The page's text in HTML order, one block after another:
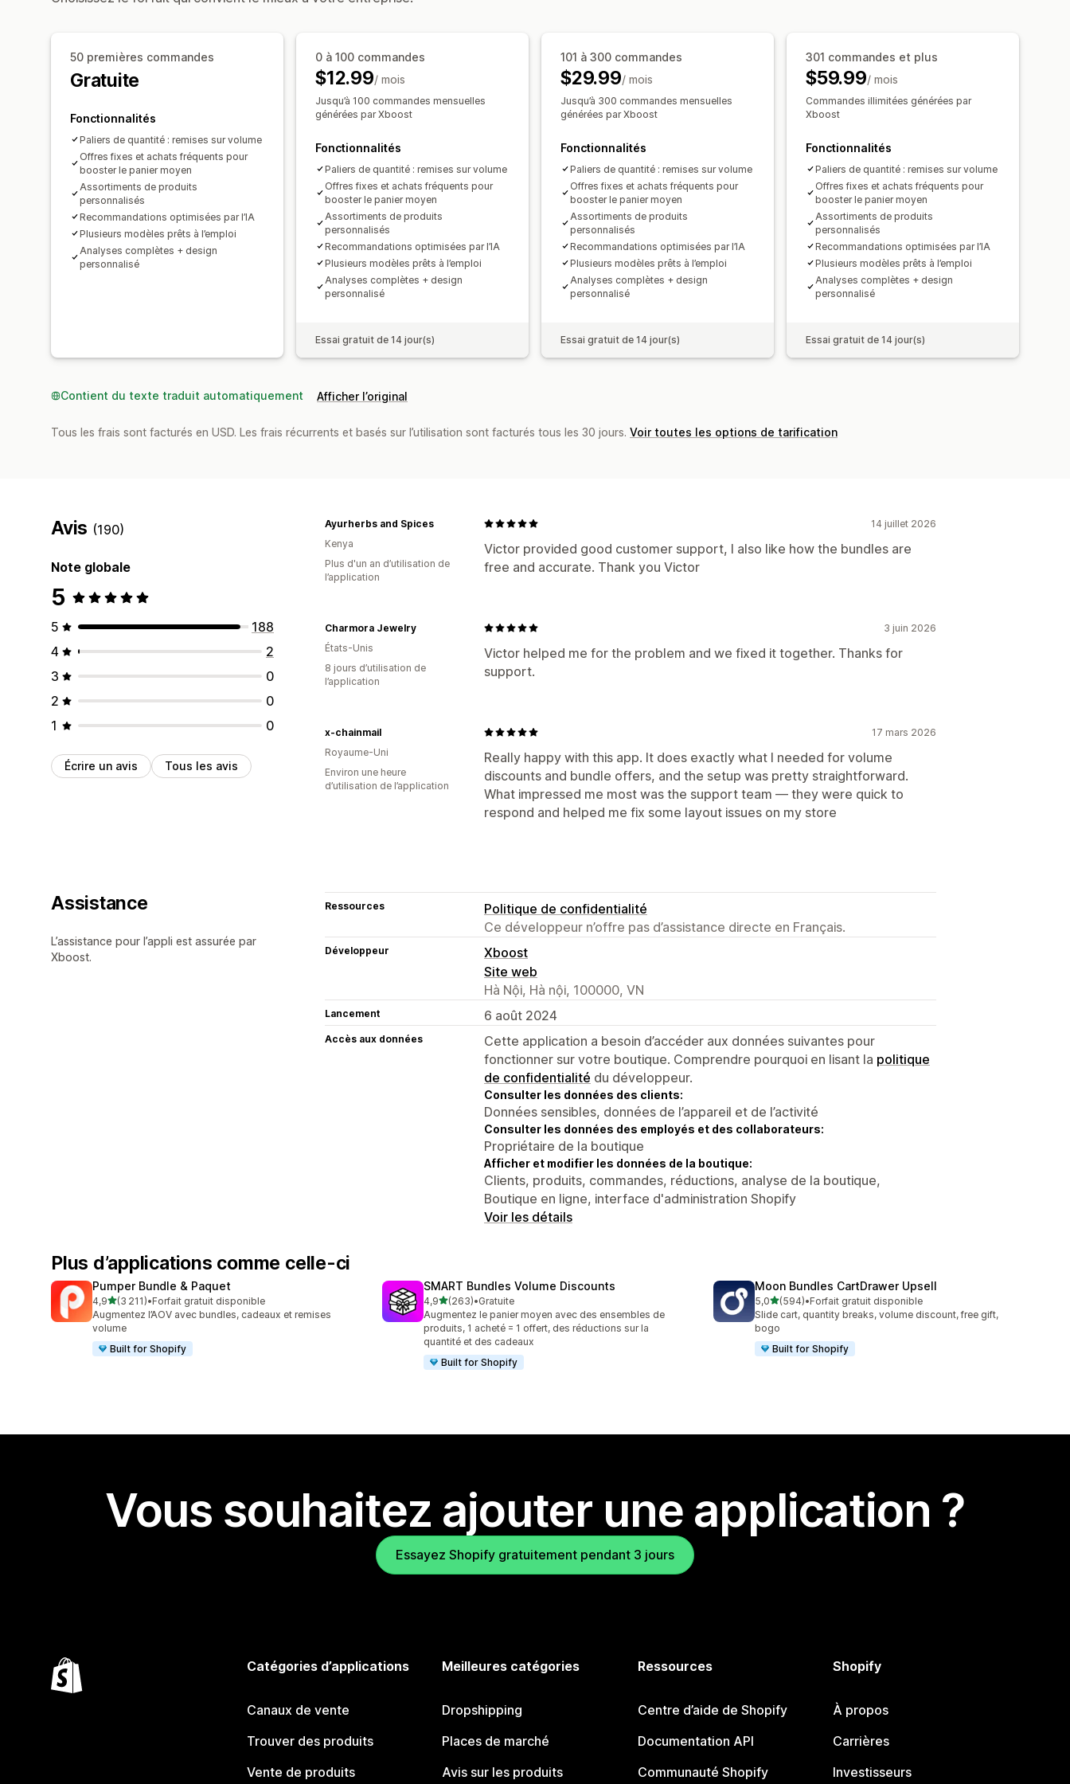
Tarification fixe
Seuils de quantités
Réductions en fonction de la quantité
Réductions forfaitaires
Réductions en pourcentage
Abonnements
Tarification en gros Prix de gros Tarification dynamique
Tarification personnalisée
Gestion des réductions
Code personnalisé
Polices personnalisées Localisation Campagnes
Déclencheurs et règles Automatisations
Segmentation
Rapports Analyses de données
50 premières commandes
Gratuite
Fonctionnalités
Paliers de quantité : remises sur volume
Offres fixes et achats fréquents pour
booster le panier moyen
Assortiments de produits
personnalisés
Recommandations optimisées par l’IA
Plusieurs modèles prêts à l’emploi
Analyses complètes + design
personnalisé
0 à 100 commandes
$12.99/ mois
Jusqu’à 100 commandes mensuelles
générées par Xboost
Fonctionnalités
Paliers de quantité : remises sur volume
Offres fixes et achats fréquents pour
booster le panier moyen
Assortiments de produits
personnalisés
Recommandations optimisées par l’IA
Plusieurs modèles prêts à l’emploi
Analyses complètes + design
personnalisé
Essai gratuit de 14 jour(s)
101 à 300 commandes
$29.99/ mois
Jusqu’à 300 commandes mensuelles
générées par Xboost
Fonctionnalités
Paliers de quantité : remises sur volume
Offres fixes et achats fréquents pour
booster le panier moyen
Assortiments de produits
personnalisés
Recommandations optimisées par l’IA
Plusieurs modèles prêts à l’emploi
Analyses complètes + design
personnalisé
Essai gratuit de 14 jour(s)
301 commandes et plus
$59.99/ mois
Commandes illimitées générées par
Xboost
Fonctionnalités
Paliers de quantité : remises sur volume
Offres fixes et achats fréquents pour
booster le panier moyen
Assortiments de produits
personnalisés
Recommandations optimisées par l’IA
Plusieurs modèles prêts à l’emploi
Analyses complètes + design
personnalisé
Essai gratuit de 14 jour(s)
Contient du texte traduit automatiquement Afficher l’original
Tous les frais sont facturés en USD. Les frais récurrents et basés sur l’utilisation sont facturés tous les 30 jours. Voir toutes les options de tarification
Avis (190)
Note globale
5
5
188
4
2
3
0
2
0
1
0
Écrire un avis Tous les avis
14 juillet 2026
Victor provided good customer support, I also like how the bundles are
free and accurate. Thank you Victor
Ayurherbs and Spices
Kenya
Plus d'un an d’utilisation de
l’application
3 juin 2026
Victor helped me for the problem and we fixed it together. Thanks for
support.
Charmora Jewelry
États-Unis
8 jours d’utilisation de
l’application
17 mars 2026
Really happy with this app. It does exactly what I needed for volume
discounts and bundle offers, and the setup was pretty straightforward.
What impressed me most was the support team — they were quick to
respond and helped me fix some layout issues on my store
x-chainmail
Royaume-Uni
Environ une heure
d’utilisation de l’application
Assistance
L’assistance pour l’appli est assurée par
Xboost.
Ressources
Politique de confidentialité
Ce développeur n’offre pas d’assistance directe en Français.
Développeur
Xboost
Site web
Hà Nội, Hà nội, 100000, VN
Lancement 6 août 2024
Accès aux données
Cette application a besoin d’accéder aux données suivantes pour
fonctionner sur votre boutique. Comprendre pourquoi en lisant la politique
de confidentialité du développeur.
Consulter les données des clients:
Données sensibles, données de l’appareil et de l’activité
Consulter les données des employés et des collaborateurs:
Propriétaire de la boutique
Afficher et modifier les données de la boutique:
Clients, produits, commandes, réductions, analyse de la boutique,
Boutique en ligne, interface d'administration Shopify
Voir les détails
Plus d’applications comme celle-ci
Pumper Bundle & Paquet
4,9étoile(s) sur 5
(3 211)
3211 avis au total
•Forfait gratuit disponible
Augmentez l’AOV avec bundles, cadeaux et remises
volume
Built for Shopify
SMART Bundles Volume Discounts
4,9étoile(s) sur 5
(263)
263 avis au total
•Gratuite
Augmentez le panier moyen avec des ensembles de
produits, 1 acheté = 1 offert, des réductions sur la
quantité et des cadeaux
Built for Shopify
Moon Bundles CartDrawer Upsell
5,0étoile(s) sur 5
(594)
594 avis au total
•Forfait gratuit disponible
Slide cart, quantity breaks, volume discount, free gift,
bogo
Built for Shopify
Vous souhaitez ajouter une application ?
Essayez Shopify gratuitement pendant 3 jours
Catégories d’applications
Canaux de vente
Trouver des produits
Vente de produits
Meilleures catégories
Dropshipping
Places de marché
Avis sur les produits
Ressources
Centre d’aide de Shopify
Documentation API
Communauté Shopify
Shopify
À propos
Carrières
Investisseurs